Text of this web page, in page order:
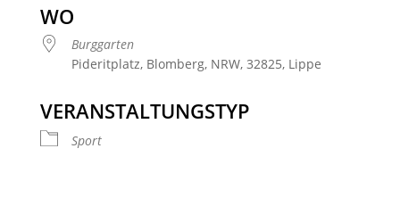
WO
Burggarten
Pideritplatz, Blomberg, NRW, 32825, Lippe
VERANSTALTUNGSTYP
Sport